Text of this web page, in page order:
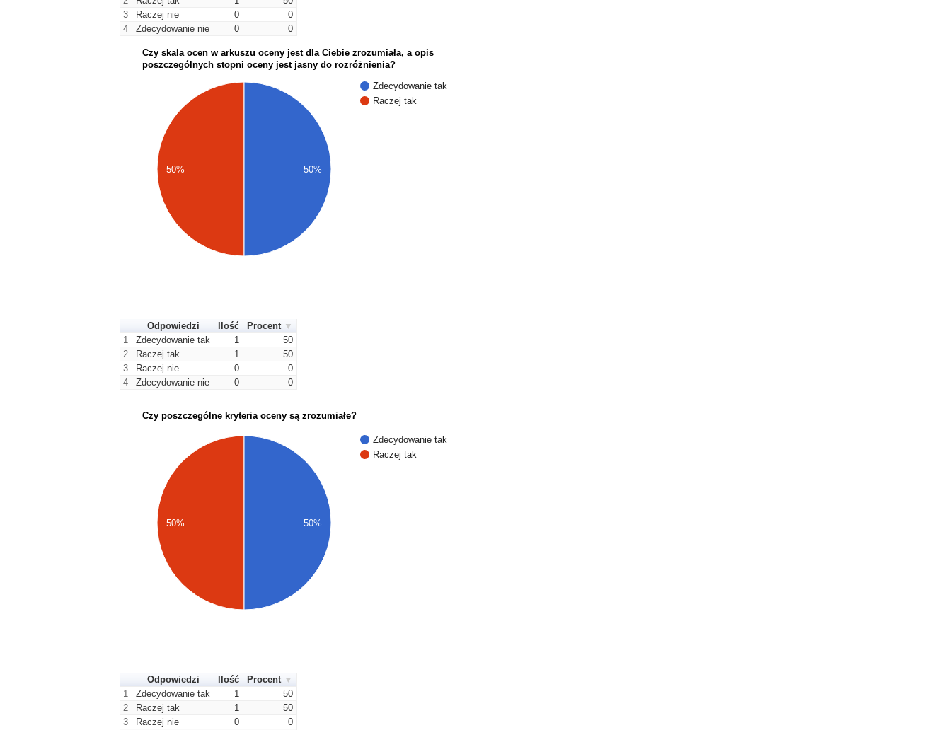
3
Raczej nie 0
0
4
Zdecydowanie nie 0 0
Czy skala ocen w arkuszu oceny jest dla Ciebie zrozumiała, a opis
poszczególnych stopni oceny jest jasny do rozróżnienia?
Zdecydowanie tak
Raczej tak
50% 50%
Odpowiedzi Ilość
Procent
1
Zdecydowanie tak 1
50
2
Raczej tak 1
50
3
Raczej nie 0
0
4
Zdecydowanie nie 0 0
Czy poszczególne kryteria oceny są zrozumiałe?
Zdecydowanie tak
Raczej tak
50% 50%
Odpowiedzi Ilość
Procent
1
Zdecydowanie tak 1
50
2
Raczej tak 1
50
3
Raczej nie 0
0